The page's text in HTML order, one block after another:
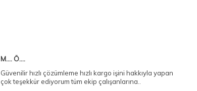
M.... Ö....
Güvenilir hızlı çözümleme hızlı kargo işini hakkıyla yapan
çok teşekkür ediyorum tüm ekip çalışanlarına..